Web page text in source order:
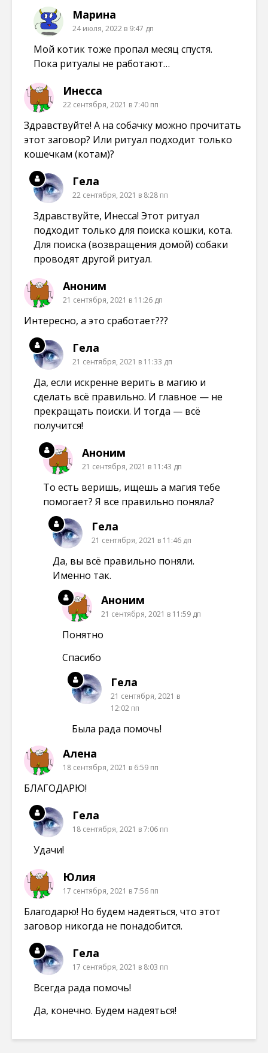
Марина
24 июля, 2022 в 9:47 дп
Мой котик тоже пропал месяц спустя.
Пока ритуалы не работают…
Инесса
22 сентября, 2021 в 7:40 пп
Здравствуйте! А на собачку можно прочитать
этот заговор? Или ритуал подходит только
кошечкам (котам)?
Гела
22 сентября, 2021 в 8:28 пп
Здравствуйте, Инесса! Этот ритуал
подходит только для поиска кошки, кота.
Для поиска (возвращения домой) собаки
проводят другой ритуал.
Аноним
21 сентября, 2021 в 11:26 дп
Интересно, а это сработает???
Гела
21 сентября, 2021 в 11:33 дп
Да, если искренне верить в магию и
сделать всё правильно. И главное — не
прекращать поиски. И тогда — всё
получится!
Аноним
21 сентября, 2021 в 11:43 дп
То есть веришь, ищешь а магия тебе
помогает? Я все правильно поняла?
Гела
21 сентября, 2021 в 11:46 дп
Да, вы всё правильно поняли.
Именно так.
Аноним
21 сентября, 2021 в 11:59 дп
Понятно
Спасибо
Гела
21 сентября, 2021 в
12:02 пп
Была рада помочь!
Алена
18 сентября, 2021 в 6:59 пп
БЛАГОДАРЮ!
Гела
18 сентября, 2021 в 7:06 пп
Удачи!
Юлия
17 сентября, 2021 в 7:56 пп
Благодарю! Но будем надеяться, что этот
заговор никогда не понадобится.
Гела
17 сентября, 2021 в 8:03 пп
Всегда рада помочь!
Да, конечно. Будем надеяться!